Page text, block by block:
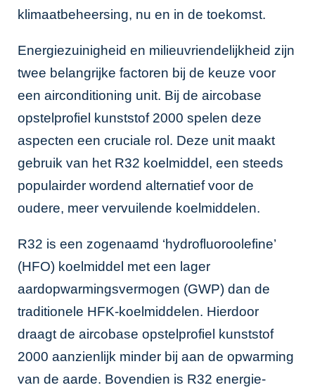
klimaatbeheersing, nu en in de toekomst.
Energiezuinigheid en milieuvriendelijkheid zijn
twee belangrijke factoren bij de keuze voor
een airconditioning unit. Bij de aircobase
opstelprofiel kunststof 2000 spelen deze
aspecten een cruciale rol. Deze unit maakt
gebruik van het R32 koelmiddel, een steeds
populairder wordend alternatief voor de
oudere, meer vervuilende koelmiddelen.
R32 is een zogenaamd ‘hydrofluoroolefine’
(HFO) koelmiddel met een lager
aardopwarmingsvermogen (GWP) dan de
traditionele HFK-koelmiddelen. Hierdoor
draagt de aircobase opstelprofiel kunststof
2000 aanzienlijk minder bij aan de opwarming
van de aarde. Bovendien is R32 energie-